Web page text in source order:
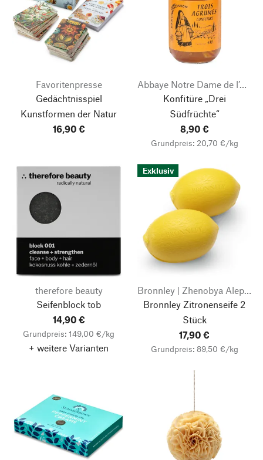
Favoritenpresse
Gedächtnisspiel
Kunstformen der Natur
16,90 €
Abbaye Notre Dame de l’Annonciation
Konfitüre „Drei
Südfrüchte“
8,90 €
Grundpreis: 20,70 €/kg
therefore beauty
Seifenblock tob
14,90 €
Grundpreis: 149,00 €/kg
+ weitere Varianten
Exklusiv
Bronnley | Zhenobya Aleppo- und Naturseifen
Bronnley Zitronenseife 2
Stück
17,90 €
Grundpreis: 89,50 €/kg